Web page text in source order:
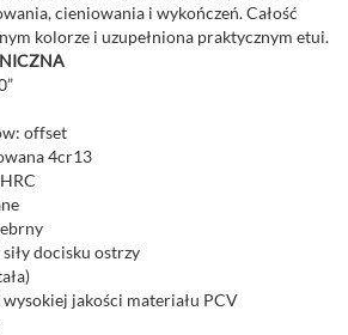
cieniowania i wykończeń. Całość
kolorze i uzupełniona praktycznym etui.
offset
4cr13
docisku ostrzy
jakości materiału PCV